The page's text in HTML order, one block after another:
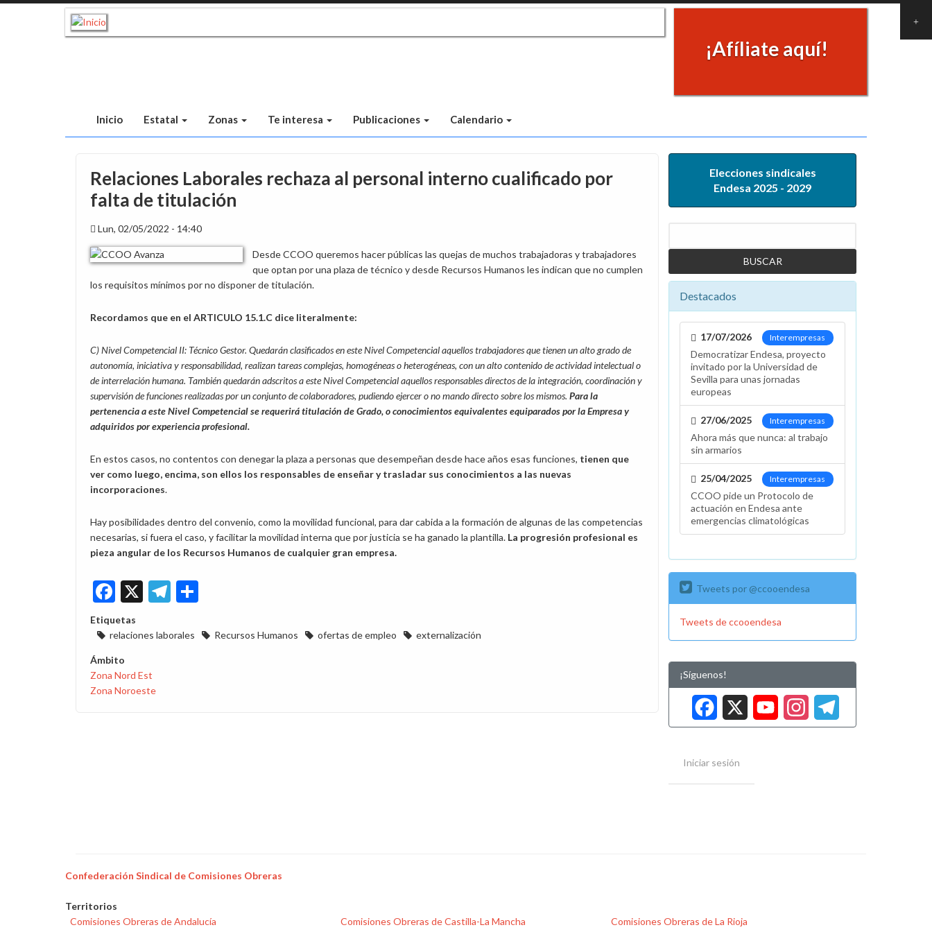
¡Afíliate aquí!
Inicio Estatal Zonas Te interesa Publicaciones Calendario
Relaciones Laborales rechaza al personal interno cualificado por
falta de titulación
Lun, 02/05/2022 - 14:40
Desde CCOO queremos hacer públicas las quejas de muchos trabajadoras y trabajadores
que optan por una plaza de técnico y desde Recursos Humanos les indican que no cumplen
los requisitos mínimos por no disponer de titulación.
Recordamos que en el ARTICULO 15.1.C dice literalmente:
C) Nivel Competencial II: Técnico Gestor. Quedarán clasificados en este Nivel Competencial aquellos trabajadores que tienen un alto grado de
autonomía, iniciativa y responsabilidad, realizan tareas complejas, homogéneas o heterogéneas, con un alto contenido de actividad intelectual o
de interrelación humana. También quedarán adscritos a este Nivel Competencial aquellos responsables directos de la integración, coordinación y
supervisión de funciones realizadas por un conjunto de colaboradores, pudiendo ejercer o no mando directo sobre los mismos. Para la
pertenencia a este Nivel Competencial se requerirá titulación de Grado, o conocimientos equivalentes equiparados por la Empresa y
adquiridos por experiencia profesional.
En estos casos, no contentos con denegar la plaza a personas que desempeñan desde hace años esas funciones, tienen que
ver como luego, encima, son ellos los responsables de enseñar y trasladar sus conocimientos a las nuevas
incorporaciones.
Hay posibilidades dentro del convenio, como la movilidad funcional, para dar cabida a la formación de algunas de las competencias
necesarias, si fuera el caso, y facilitar la movilidad interna que por justicia se ha ganado la plantilla. La progresión profesional es
pieza angular de los Recursos Humanos de cualquier gran empresa.
Facebook
X Telegram
Etiquetas
relaciones laborales
Recursos Humanos ofertas de empleo externalización
Ámbito
Zona Nord Est
Zona Noroeste
Elecciones sindicales
Endesa 2025 - 2029
Destacados
Interempresas
17/07/2026
Democratizar Endesa, proyecto
invitado por la Universidad de
Sevilla para unas jornadas
europeas
Interempresas
27/06/2025
Ahora más que nunca: al trabajo
sin armarios
Interempresas
25/04/2025
CCOO pide un Protocolo de
actuación en Endesa ante
emergencias climatológicas
Tweets por @ccooendesa
Tweets de ccooendesa
¡Síguenos!
Facebook
XYouTube
Iniciar sesión
Confederación Sindical de Comisiones Obreras
Territorios
Comisiones Obreras de Andalucía
Comisiones Obreras de Castilla-La Mancha
Comisiones Obreras de La Rioja